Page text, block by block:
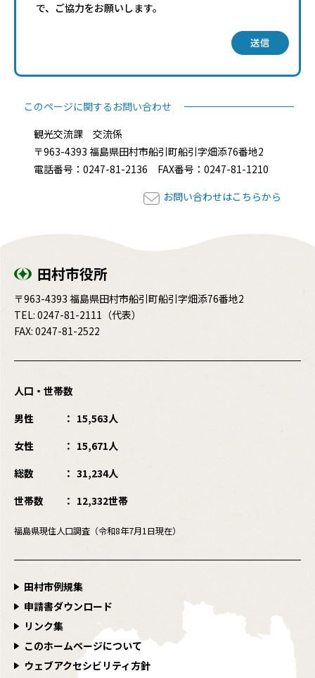
で、ご協力をお願いします。
送信
このページに関するお問い合わせ
観光交流課 交流係
〒963-4393 福島県田村市船引町船引字畑添76番地2
電話番号：0247-81-2136 FAX番号：0247-81-1210
お問い合わせはこちらから
田村市役所
〒963-4393 福島県田村市船引町船引字畑添76番地2
TEL: 0247-81-2111 （代表）
FAX: 0247-81-2522
人口・世帯数
男性
15,563人
女性
15,671人
総数
31,234人
世帯数
12,332世帯
福島県現住人口調査（令和8年7月1日現在）
田村市例規集
申請書ダウンロード
リンク集
このホームページについて
ウェブアクセシビリティ方針